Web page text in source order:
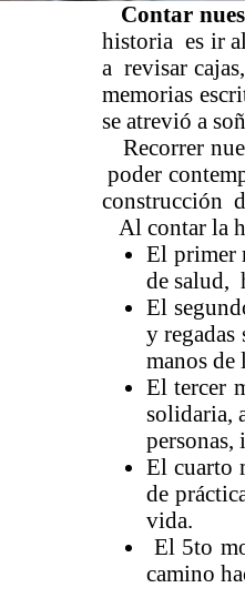
Contar
historia es ir
a revisar
memorias
se atrevió a
Recorrer
poder
construcción
Al contar la
El primer
de salud,
El
y
manos de
El tercer
solidaria,
personas,
El cuarto
de
vida.
El 5to
camino